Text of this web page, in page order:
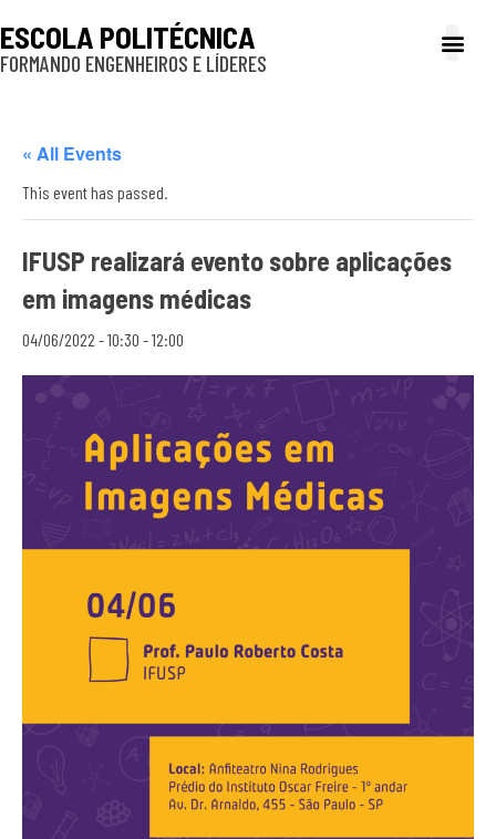
ESCOLA POLITÉCNICA
FORMANDO ENGENHEIROS E LÍDERES
« All Events
This event has passed.
IFUSP realizará evento sobre aplicações
em imagens médicas
04/06/2022 - 10:30 -12:00